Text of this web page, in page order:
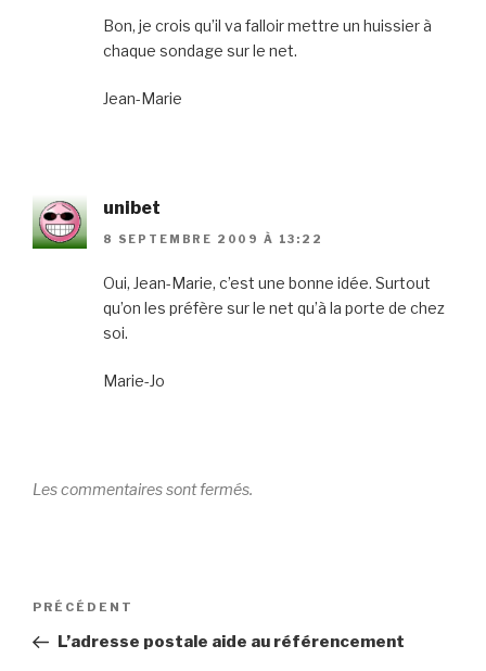
Bon, je crois qu’il va falloir mettre un huissier à
chaque sondage sur le net.
Jean-Marie
unibet
8 SEPTEMBRE 2009 À 13:22
Oui, Jean-Marie, c’est une bonne idée. Surtout
qu’on les préfère sur le net qu’à la porte de chez
soi.
Marie-Jo
Les commentaires sont fermés.
Navigation
l’article
Article
précédent
PRÉCÉDENT
L’adresse postale aide au référencement